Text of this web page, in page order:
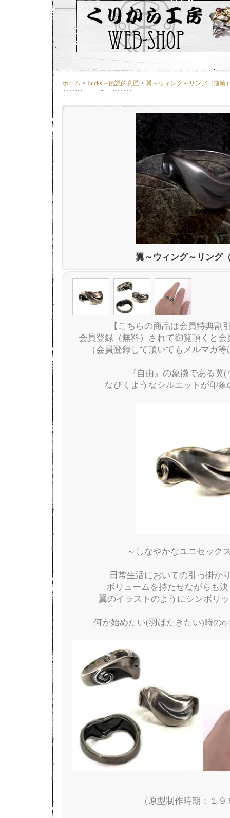
ホーム > Lucks～伝説的意匠 > 翼～ウィング～リング（指輪
翼～ウィング～リング
【こちらの商品は会員特典割
会員登録（無料）されて御覧頂くと
（会員登録して頂いてもメルマガ
『自由』の象徴である
なびくようなシルエットが印
～しなやかなユニセック
日常生活においての引っ掛か
ボリュームを持たせながらも
翼のイラストのようにシンボリ
何か始めたい(羽ばたきたい)時の
（原型制作時期：１